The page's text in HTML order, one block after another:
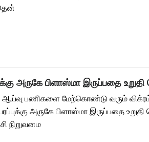
அருகே பிளாஸ்மா இருப்பதை
ஆய்வு பணிகளை மேற்கொண்டு வரும்
அருகே பிளாஸ்மா இருப்பதை
நிறுவனம